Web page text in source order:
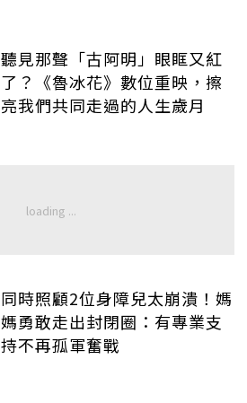
聽見那聲「古阿明」眼眶又紅
了？《魯冰花》數位重映，擦
亮我們共同走過的人生歲月
同時照顧2位身障兒太崩潰！媽
媽勇敢走出封閉圈：有專業支
持不再孤軍奮戰